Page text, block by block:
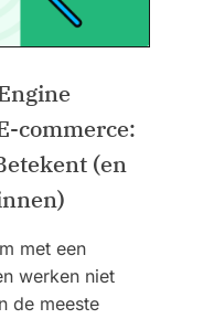
commerce:
(en
met een
werken niet
de meeste